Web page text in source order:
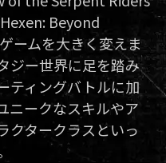
Beyond
ームを大きく変えま
ジー世界に足を踏み
ティングバトルに加
ニークなスキルやア
クタークラスといっ